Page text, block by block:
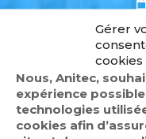
Gérer
cookies
Nous, Anitec,
expérience
technologies
cookies afin